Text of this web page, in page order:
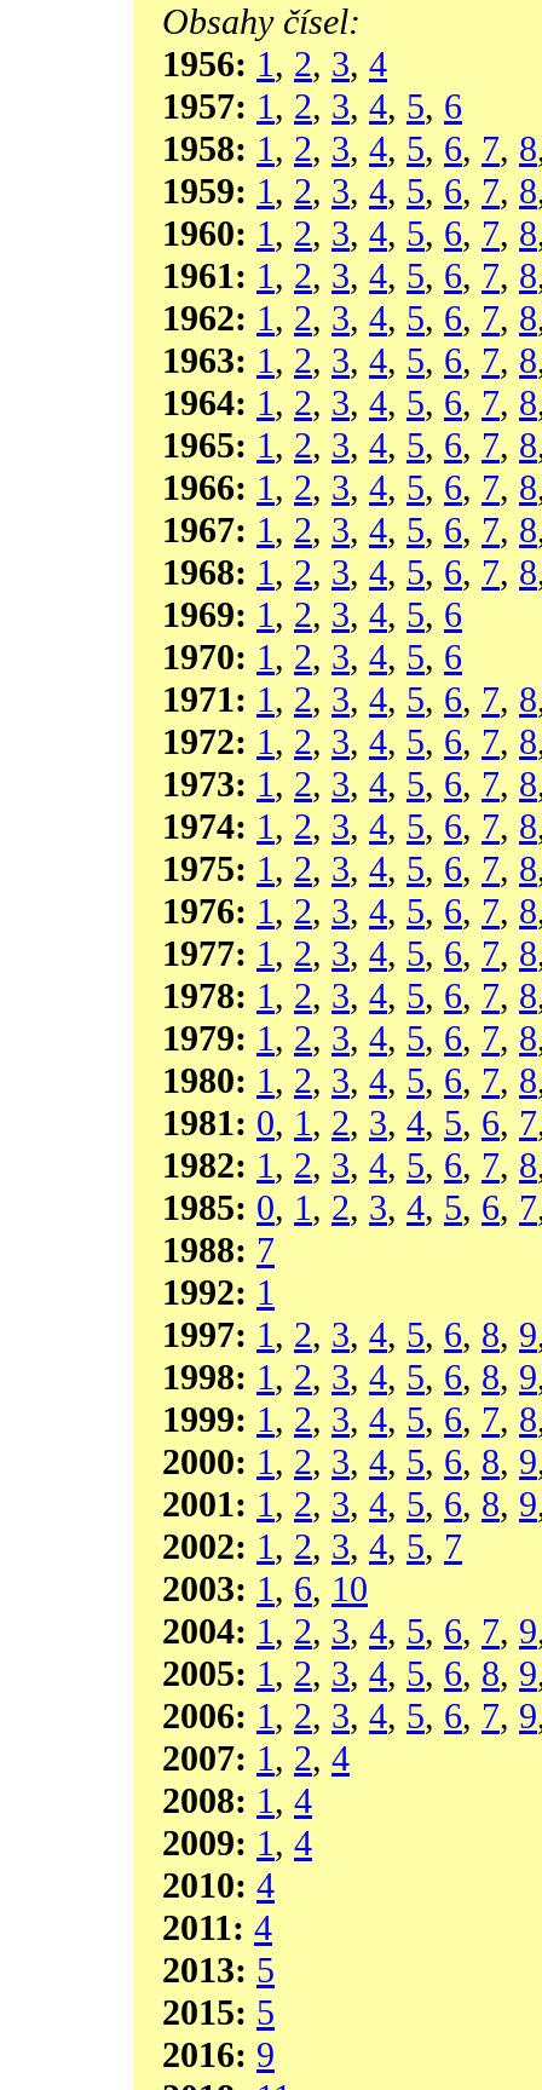
Obsahy čísel:
1956: 1, 2, 3, 4
1957: 1, 2, 3, 4, 5, 6
1958: 1, 2, 3, 4, 5, 6, 7, 8
1959: 1, 2, 3, 4, 5, 6, 7, 8
1960: 1, 2, 3, 4, 5, 6, 7, 8
1961: 1, 2, 3, 4, 5, 6, 7, 8
1962: 1, 2, 3, 4, 5, 6, 7, 8
1963: 1, 2, 3, 4, 5, 6, 7, 8
1964: 1, 2, 3, 4, 5, 6, 7, 8
1965: 1, 2, 3, 4, 5, 6, 7, 8
1966: 1, 2, 3, 4, 5, 6, 7, 8
1967: 1, 2, 3, 4, 5, 6, 7, 8
1968: 1, 2, 3, 4, 5, 6, 7, 8
1969: 1, 2, 3, 4, 5, 6
1970: 1, 2, 3, 4, 5, 6
1971: 1, 2, 3, 4, 5, 6, 7, 8
1972: 1, 2, 3, 4, 5, 6, 7, 8
1973: 1, 2, 3, 4, 5, 6, 7, 8
1974: 1, 2, 3, 4, 5, 6, 7, 8
1975: 1, 2, 3, 4, 5, 6, 7, 8
1976: 1, 2, 3, 4, 5, 6, 7, 8
1977: 1, 2, 3, 4, 5, 6, 7, 8
1978: 1, 2, 3, 4, 5, 6, 7, 8
1979: 1, 2, 3, 4, 5, 6, 7, 8
1980: 1, 2, 3, 4, 5, 6, 7, 8
1981: 0, 1, 2, 3, 4, 5, 6, 7
1982: 1, 2, 3, 4, 5, 6, 7, 8
1985: 0, 1, 2, 3, 4, 5, 6, 7
1988: 7
1992: 1
1997: 1, 2, 3, 4, 5, 6, 8, 9
1998: 1, 2, 3, 4, 5, 6, 8, 9
1999: 1, 2, 3, 4, 5, 6, 7, 8
2000: 1, 2, 3, 4, 5, 6, 8, 9
2001: 1, 2, 3, 4, 5, 6, 8, 9
2002: 1, 2, 3, 4, 5, 7
2003: 1, 6, 10
2004: 1, 2, 3, 4, 5, 6, 7, 9
2005: 1, 2, 3, 4, 5, 6, 8, 9
2006: 1, 2, 3, 4, 5, 6, 7, 9
2007: 1, 2, 4
2008: 1, 4
2009: 1, 4
2010: 4
2011: 4
2013: 5
2015: 5
2016: 9